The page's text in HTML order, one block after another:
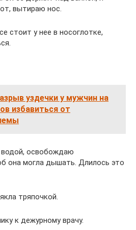
вытираю нос.
стоит у нее в носоглотке,
уздечки у мужчин на
избавиться от
освобождаю
она могла дышать. Длилось это
тряпочкой.
к дежурному врачу.